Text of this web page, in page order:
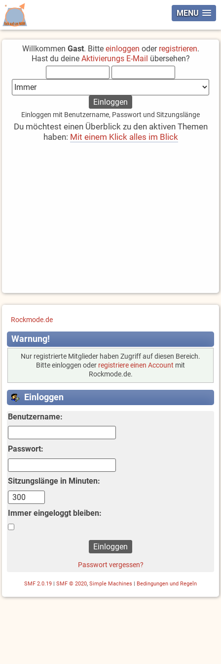
MENU
Willkommen Gast. Bitte einloggen oder registrieren.
Hast du deine Aktivierungs E-Mail übersehen?
Einloggen mit Benutzername, Passwort und Sitzungslänge
Du möchtest einen Überblick zu den aktiven Themen
haben: Mit einem Klick alles im Blick
Rockmode.de
Warnung!
Nur registrierte Mitglieder haben Zugriff auf diesen Bereich.
Bitte einloggen oder registriere einen Account mit
Rockmode.de.
Einloggen
Benutzername:
Passwort:
Sitzungslänge in Minuten:
Immer eingeloggt bleiben:
Passwort vergessen?
SMF 2.0.19 SMF © 2020, Simple Machines Bedingungen und Regeln